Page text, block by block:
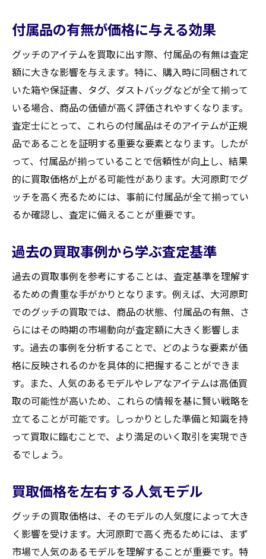
付属品の有無が価格に与える効果
グッチのアイテムを買取に出す際、付属品の有無は査定
額に大きな影響を与えます。特に、購入時に同梱されて
いた箱や保証書、タグ、ダストバッグなどが全て揃って
いる場合、商品の価値が高く評価されやすくなります。
査定士にとって、これらの付属品はそのアイテムが正規
品であることを証明する重要な要素となります。したが
って、付属品が揃っていることで信頼性が向上し、結果
的に買取価格が上がる可能性があります。大河原町でグ
ッチを高く売るためには、事前に付属品が全て揃ってい
るか確認し、査定に備えることが重要です。
過去の買取事例から学ぶ査定基準
過去の買取事例を参考にすることは、査定基準を理解す
るための貴重な手がかりとなります。例えば、大河原町
でのグッチの買取では、商品の状態、付属品の有無、さ
らにはその時期の市場動向が査定額に大きく影響しま
す。過去の事例を分析することで、どのような要素が価
格に反映されるのかを具体的に把握することができま
す。また、人気のあるモデルやレアなアイテムは高価買
取の可能性が高いため、これらの情報を基に賢い戦略を
立てることが可能です。しっかりとした準備と知識を持
って買取に臨むことで、より満足のいく取引を実現でき
るでしょう。
買取価格を左右する人気モデル
グッチの買取価格は、そのモデルの人気度によって大き
く影響を受けます。大河原町で高く売るためには、まず
市場で人気のあるモデルを理解することが重要です。特